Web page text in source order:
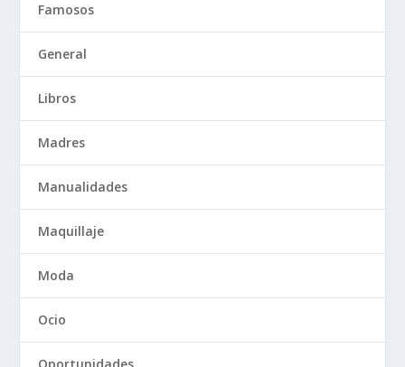
Famosos
General
Libros
Madres
Manualidades
Maquillaje
Moda
Ocio